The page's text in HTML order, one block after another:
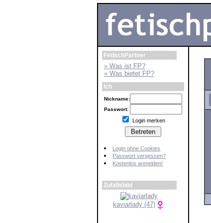
FetischPartner
» Was ist FP?
» Was bietet FP?
Ich
Nickname:
Passwort:
Login merken
Login ohne Cookies
Passwort vergessen?
Kostenlos anmelden!
Zufallsbild
kaviarlady (47)